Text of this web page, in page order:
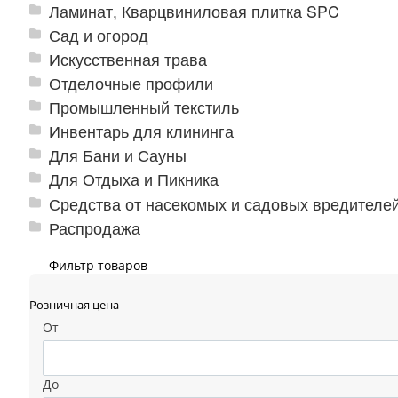
Фильтр товаров
Розничная цена
От
До
Ламинат, Кварцвиниловая плитка SPC
Сад и огород
Искусственная трава
Отделочные профили
Промышленный текстиль
Инвентарь для клининга
Для Бани и Сауны
Для Отдыха и Пикника
Средства от насекомых и садовых
Распродажа